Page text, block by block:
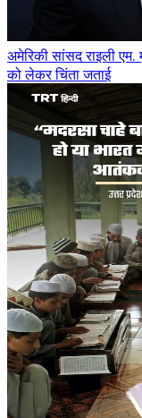
अमेरिकी सांसद राइली एम.
को लेकर चिंता जताई